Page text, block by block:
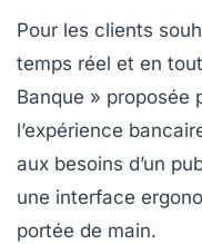
Pour les clients
temps réel et en
Banque » proposée
l’expérience
aux besoins d’un
une interface
portée de main.